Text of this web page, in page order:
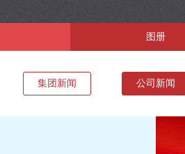
图册
集团新闻 公司新闻